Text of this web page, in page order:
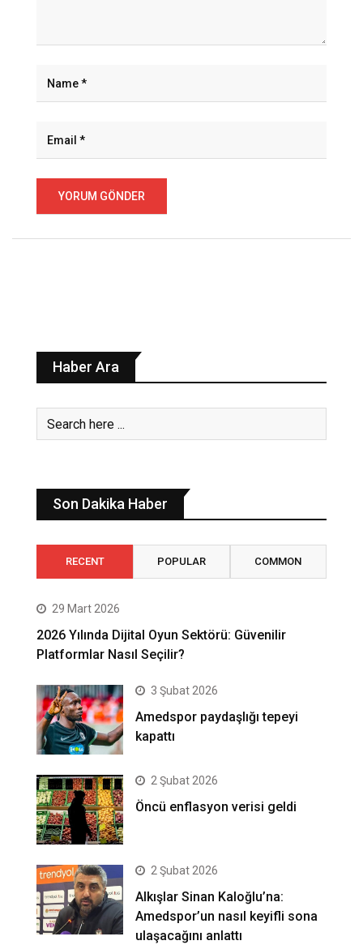
Haber Ara
Son Dakika Haber
RECENT POPULAR COMMON
29 Mart 2026
2026 Yılında Dijital Oyun Sektörü: Güvenilir
Platformlar Nasıl Seçilir?
3 Şubat 2026
Amedspor paydaşlığı tepeyi
kapattı
2 Şubat 2026
Öncü enflasyon verisi geldi
2 Şubat 2026
Alkışlar Sinan Kaloğlu’na:
Amedspor’un nasıl keyifli sona
ulaşacağını anlattı